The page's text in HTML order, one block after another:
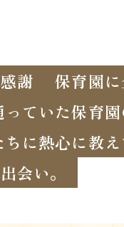
謝
保育園
っていた保育
に熱心に教
会い。